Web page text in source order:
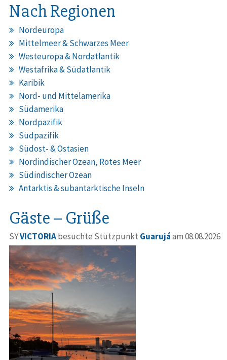
Nach Regionen
Nordeuropa
Mittelmeer & Schwarzes Meer
Westeuropa & Nordatlantik
Westafrika & Südatlantik
Karibik
Nord- und Mittelamerika
Südamerika
Nordpazifik
Südpazifik
Südost- & Ostasien
Nordindischer Ozean, Rotes Meer
Südindischer Ozean
Antarktis & subantarktische Inseln
Gäste – Grüße
SYVICTORIAbesuchte Stützpunkt Guarujáam 08.08.2026